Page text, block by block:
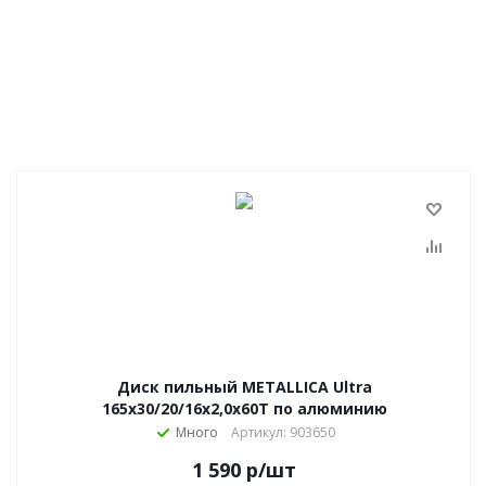
Диск пильный METALLICA Ultra
165x30/20/16х2,0х60Т по алюминию
Много Артикул: 903650
1 590 р/шт